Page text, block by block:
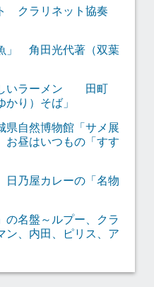
クラリネット協奏
」 角田光代著（双葉
しいラーメン 田町
かり）そば」
自然博物館「サメ展
昼はいつもの「すす
乃屋カレーの「名物
の名盤～ルプー、クラ
ン、内田、ピリス、ア